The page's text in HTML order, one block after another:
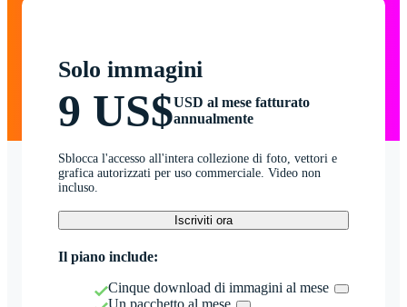
Solo immagini
9 US$USD al mese fatturato
annualmente
Sblocca l'accesso all'intera collezione di foto, vettori e
grafica autorizzati per uso commerciale. Video non
incluso.
Iscriviti ora
Il piano include:
Cinque download di immagini al mese
Un pacchetto al mese